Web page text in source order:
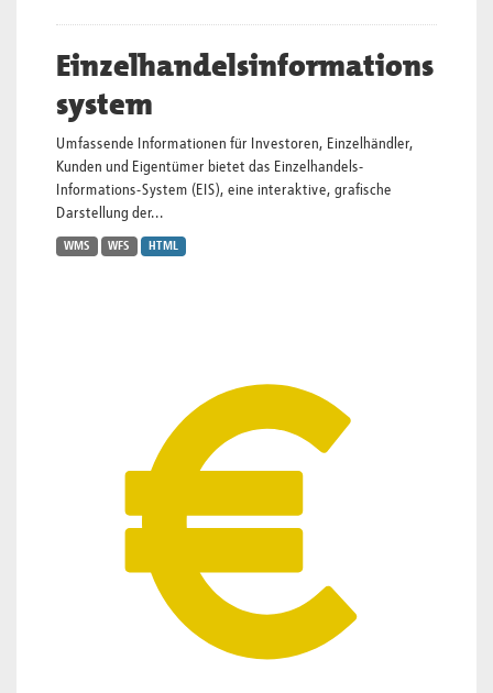
Einzelhandelsinformations
system
Umfassende Informationen für Investoren, Einzelhändler,
Kunden und Eigentümer bietet das Einzelhandels-
Informations-System (EIS), eine interaktive, grafische
Darstellung der...
WMS WFS HTML